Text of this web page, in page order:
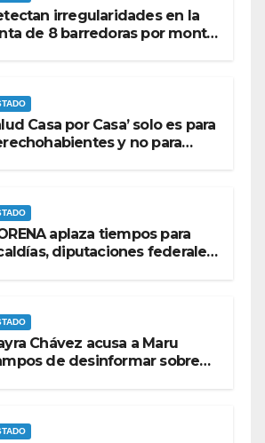
irregularidades en la
de 8 barredoras por monto
Casa por Casa’ solo es para
y no para
aplaza tiempos para
diputaciones federales
Chávez acusa a Maru
de desinformar sobre